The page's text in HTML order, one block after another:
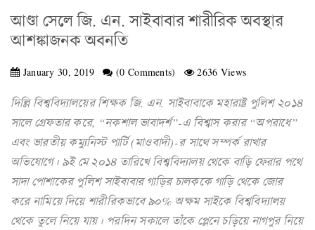
আণ্ডা সেলে জি. এন. সাইবাবার শারীরিক অবস্থার
আশঙ্কাজনক অবনতি
January 30, 2019 (0 Comments) 2636 Views
দিল্লি বিশ্ববিদ্যালয়ের শিক্ষক জি. এন. সাইবাবাকে মহারাষ্ট্র পুলিশ ২০১৪
সালে গ্রেফতার করে, “নকশাল ভাবাদর্শ”-এ বিশ্বাস করার “অপরাধে”
এবং ভারতীয় কম্যুনিস্ট পার্টি (মাওবাদী)-র সাথে সম্পর্ক রাখার
অভিযোগে। ৯ই মে ২০১৪ তারিখে বিশ্ববিদ্যালয় থেকে বাড়ি ফেরার পথে
সাদা পোশাকের পুলিশ সাইবাবার গাড়ির চালককে গাড়ি থেকে জোর
করে নামিয়ে দিয়ে শারীরিকভাবে ৯০% অক্ষম সাইকে বিশ্ববিদ্যালয়
থেকে তুলে নিয়ে যায়। পরদিন সকালে তাঁকে প্লেনে চড়িয়ে নাগপুর নিয়ে